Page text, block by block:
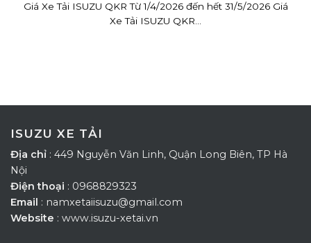
Giá Xe Tải ISUZU QKR Từ 1/4/2026 đến hết 31/5/2026 Giá
Xe Tải ISUZU QKR...
ISUZU XE TẢI
Địa chỉ : 449 Nguyễn Văn Linh, Quận Long Biên, TP Hà
Nội
Điện thoại : 0968829323
Email : namxetaiisuzu@gmail.com
Website : www.isuzu-xetai.vn